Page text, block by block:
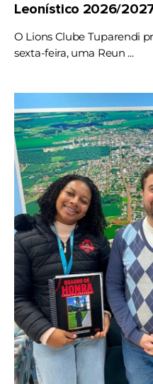
Leonístico 2026/
O Lions Clube Tuparendi
sexta-feira, uma Reun ...